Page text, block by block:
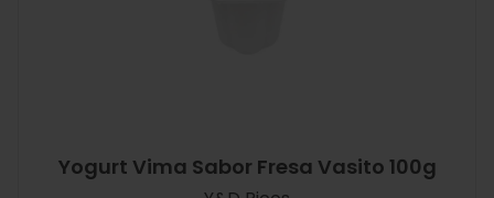
Yogurt Vima Sabor Fresa Vasito 100g